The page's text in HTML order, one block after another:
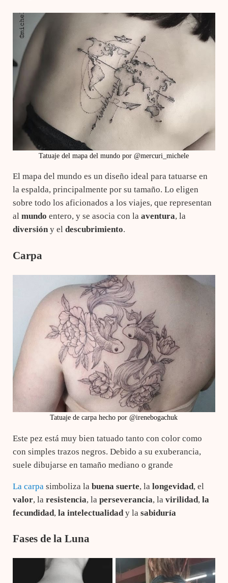
Tatuaje del mapa del mundo por @mercuri_michele
El mapa del mundo es un diseño ideal para tatuarse en
la espalda, principalmente por su tamaño. Lo eligen
sobre todo los aficionados a los viajes, que representan
al mundo entero, y se asocia con la aventura, la
diversióny el descubrimiento.
Carpa
Tatuaje de carpa hecho por @irenebogachuk
Este pez está muy bien tatuado tanto con color como
con simples trazos negros. Debido a su exuberancia,
suele dibujarse en tamaño mediano o grande
La carpasimboliza la buena suerte, lalongevidad, el
valor, la resistencia, laperseverancia, la virilidad, la
fecundidad,la intelectualidady la sabiduría
Fases de la Luna